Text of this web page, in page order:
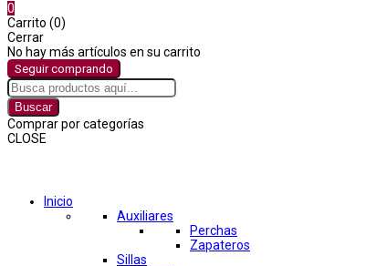
0
Carrito (0)
Cerrar
No hay más artículos en su carrito
Seguir comprando
Buscar
Comprar por categorías
CLOSE
Inicio
Auxiliares
Perchas
Zapateros
Sillas